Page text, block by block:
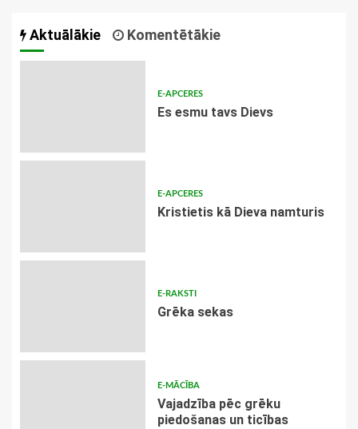
Aktuālākie Komentētākie
E-APCERES
Es esmu tavs Dievs
E-APCERES
Kristietis kā Dieva namturis
E-RAKSTI
Grēka sekas
E-MĀCĪBA
Vajadzība pēc grēku
piedošanas un ticības